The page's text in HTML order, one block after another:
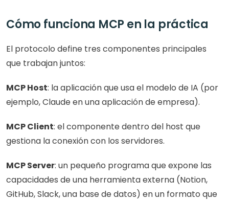
Cómo funciona MCP en la práctica
El protocolo define tres componentes principales
que trabajan juntos:
MCP Host: la aplicación que usa el modelo de IA (por
ejemplo, Claude en una aplicación de empresa).
MCP Client: el componente dentro del host que
gestiona la conexión con los servidores.
MCP Server: un pequeño programa que expone las
capacidades de una herramienta externa (Notion,
GitHub, Slack, una base de datos) en un formato que